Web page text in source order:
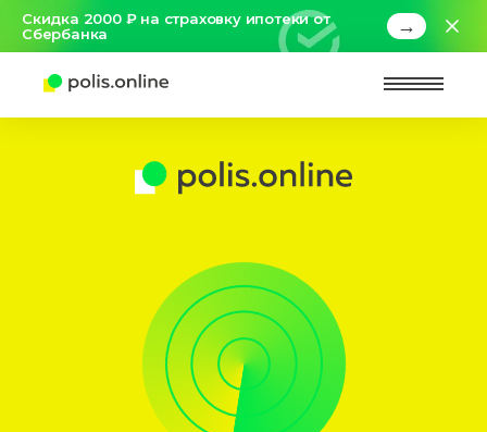
Скидка 2000 ₽ на страховку ипотеки от
Сбербанка
→